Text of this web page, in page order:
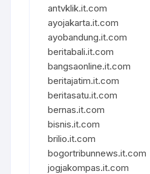
antvklik.it.com
ayojakarta.it.com
ayobandung.it.com
beritabali.it.com
bangsaonline.it.com
beritajatim.it.com
beritasatu.it.com
bernas.it.com
bisnis.it.com
brilio.it.com
bogortribunnews.it.com
jogjakompas.it.com